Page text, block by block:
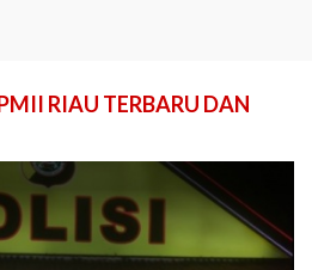
RIAU TERBARU DAN